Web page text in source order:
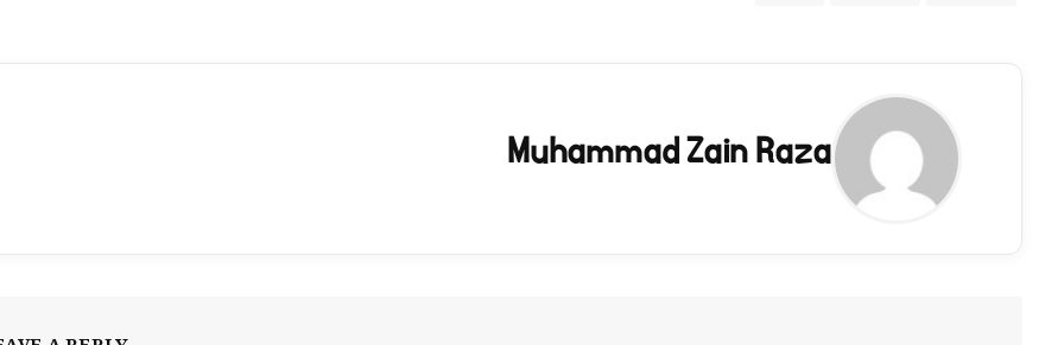
Muhammad Zain Raza